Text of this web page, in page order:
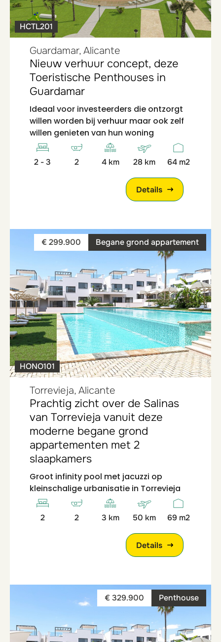
HCTL201
Guardamar, Alicante
Nieuw verhuur concept, deze
Toeristische Penthouses in
Guardamar
Ideaal voor investeerders die ontzorgt
willen worden bij verhuur maar ook zelf
willen genieten van hun woning
2 - 3 2 4 km 28 km 64 m2
Details
Begane grond appartement
€ 299.900
HONO101
Torrevieja, Alicante
Prachtig zicht over de Salinas
van Torrevieja vanuit deze
moderne begane grond
appartementen met 2
slaapkamers
Groot infinity pool met jacuzzi op
kleinschalige urbanisatie in Torrevieja
2 2 3 km 50 km 69 m2
Details
Penthouse
€ 329.900